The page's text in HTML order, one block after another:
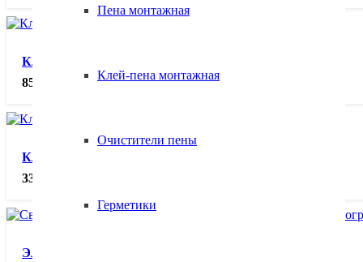
Пена монтажная
Клей-пена монтажная
Очистители пены
Герметики
Клемма заземления КЗ-31 (латунь), шт.
855.00
Клемма заземления магнитная МКЗ-30-01, шт.
330.00
Электроды АНО-21 ф2,5 (1,5кг.) Флагман, кг.